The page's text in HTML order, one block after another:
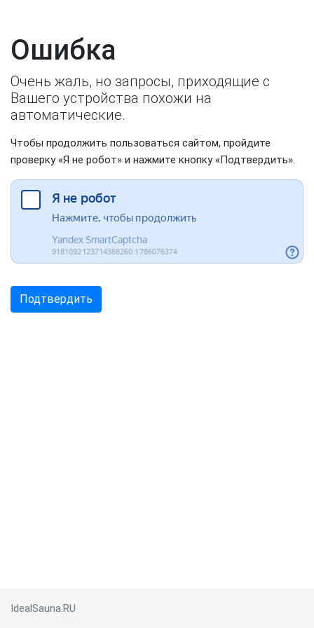
Ошибка
Очень жаль, но запросы, приходящие с
Вашего устройства похожи на
автоматические.
Чтобы продолжить пользоваться сайтом, пройдите
проверку «Я не робот» и нажмите кнопку «Подтвердить».
IdealSauna.RU